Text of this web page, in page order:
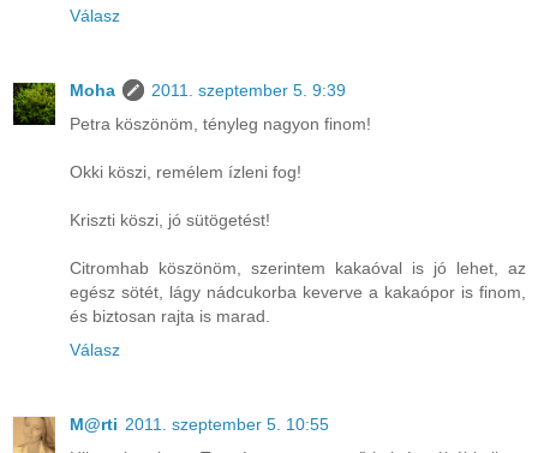
Válasz
Moha
2011. szeptember 5. 9:39
Petra köszönöm, tényleg nagyon finom!
Okki köszi, remélem ízleni fog!
Kriszti köszi, jó sütögetést!
Citromhab köszönöm, szerintem kakaóval is jó lehet, az
egész sötét, lágy nádcukorba keverve a kakaópor is finom,
és biztosan rajta is marad.
Válasz
M@rti 2011. szeptember 5. 10:55